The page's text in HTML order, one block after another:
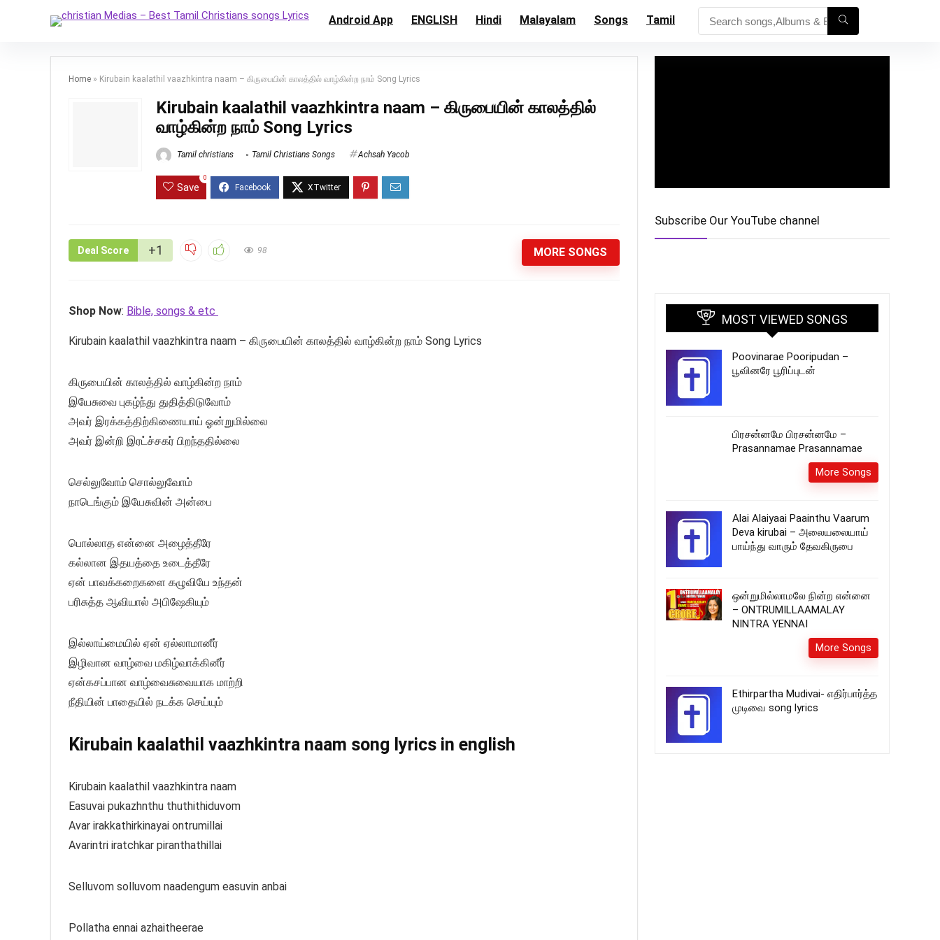
Android App ENGLISH Hindi Malayalam Songs Tamil
Home » Kirubain kaalathil vaazhkintra naam – கிருபையின் காலத்தில் வாழ்கின்ற நாம் Song Lyrics
Kirubain kaalathil vaazhkintra naam – கிருபையின் காலத்தில்
வாழ்கின்ற நாம் Song Lyrics
Tamil christians Tamil Christians Songs Achsah Yacob
Save
0
Deal Score +1 98 MORE SONGS
Shop Now: Bible, songs & etc
Kirubain kaalathil vaazhkintra naam – கிருபையின் காலத்தில் வாழ்கின்ற நாம் Song Lyrics
கிருபையின் காலத்தில் வாழ்கின்ற நாம்
இயேசுவை புகழ்ந்து துதித்திடுவோம்
அவர் இரக்கத்திற்கிணையாய் ஓன்றுமில்லை
அவர் இன்றி இரட்ச்சகர் பிறந்ததில்லை
செல்லுவோம் சொல்லுவோம்
நாடெங்கும் இயேசுவின் அன்பை
பொல்லாத என்னை அழைத்தீரே
கல்லான இதயத்தை உடைத்தீரே
ஏன் பாவக்கறைகளை கழுவியே உந்தன்
பரிசுத்த ஆவியால் அபிஷேகியும்
இல்லாய்மையில் ஏன் ஏல்லாமானீர்
இழிவான வாழ்வை மகிழ்வாக்கினீர்
ஏன்கசப்பான வாழ்வைசுவையாக மாற்றி
நீதியின் பாதையில் நடக்க செய்யும்
Kirubain kaalathil vaazhkintra naam song lyrics in english
Kirubain kaalathil vaazhkintra naam
Easuvai pukazhnthu thuthithiduvom
Avar irakkathirkinayai ontrumillai
Avarintri iratchkar piranthathillai
Selluvom solluvom naadengum easuvin anbai
Pollatha ennai azhaitheerae
Subscribe Our YouTube channel
MOST VIEWED SONGS
Poovinarae Pooripudan –
பூவினரே பூரிப்புடன்
பிரசன்னமே பிரசன்னமே –
Prasannamae Prasannamae
More Songs
Alai Alaiyaai Paainthu Vaarum
Deva kirubai – அலையலையாய்
பாய்ந்து வாரும் தேவகிருபை
ஒன்றுமில்லாமலே நின்ற என்னை
– ONTRUMILLAAMALAY
NINTRA YENNAI
More Songs
Ethirpartha Mudivai- எதிர்பார்த்த
முடிவை song lyrics